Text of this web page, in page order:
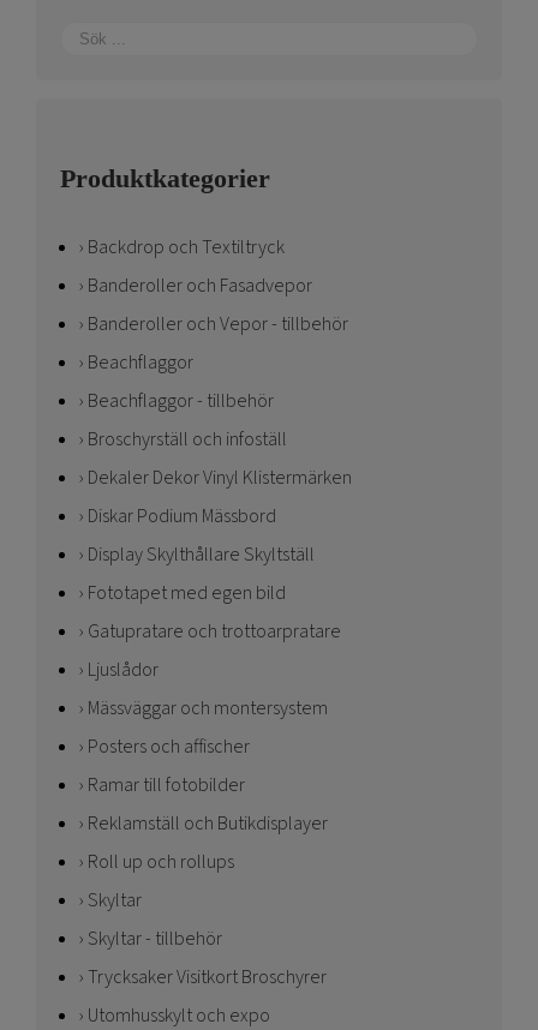
Produktkategorier
Backdrop och Textiltryck
Banderoller och Fasadvepor
Banderoller och Vepor - tillbehör
Beachflaggor
Beachflaggor - tillbehör
Broschyrställ och infoställ
Dekaler Dekor Vinyl Klistermärken
Diskar Podium Mässbord
Display Skylthållare Skyltställ
Fototapet med egen bild
Gatupratare och trottoarpratare
Ljuslådor
Mässväggar och montersystem
Posters och affischer
Ramar till fotobilder
Reklamställ och Butikdisplayer
Roll up och rollups
Skyltar
Skyltar - tillbehör
Trycksaker Visitkort Broschyrer
Utomhusskylt och expo